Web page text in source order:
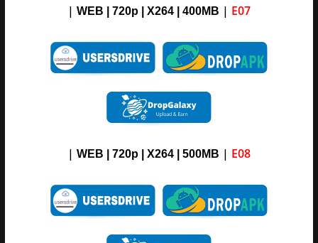
| WEB | 720p | X264 | 400M B | E07
| WEB | 720p | X264 | 500M B | E08